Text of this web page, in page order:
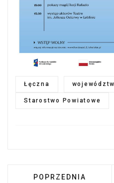
Łęczna
Starostwo Powiatowe
POPRZEDNIA
POPRZEDNIA